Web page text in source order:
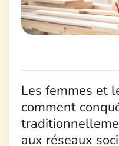
Les femmes et
comment
aux réseaux